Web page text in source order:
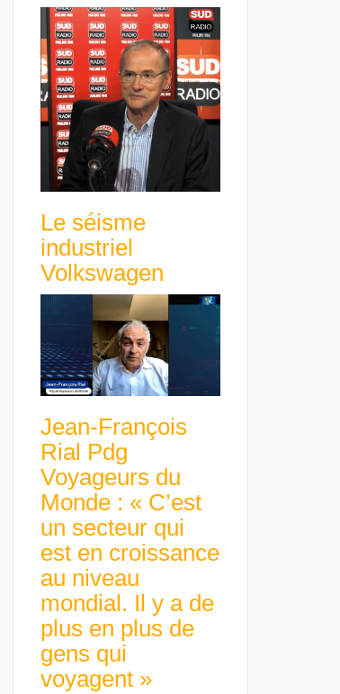
Le séisme
industriel
Volkswagen
Jean-François
Rial Pdg
Voyageurs du
Monde : « C’est
un secteur qui
est en croissance
au niveau
mondial. Il y a de
plus en plus de
gens qui
voyagent »